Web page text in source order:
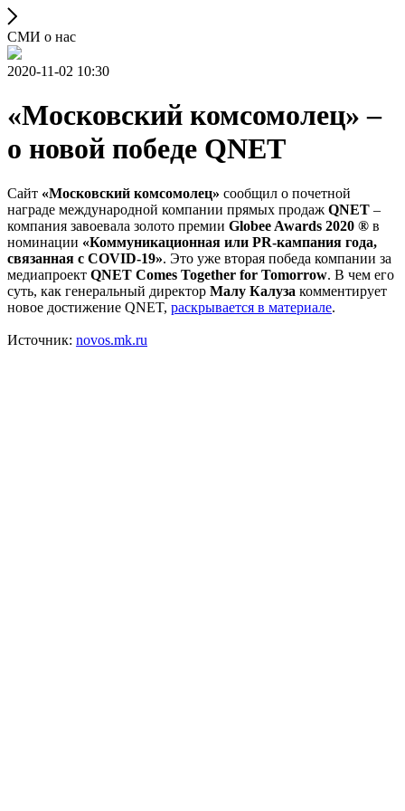
СМИ о нас
2020-11-02 10:30
«Московский комсомолец» –
о новой победе QNET
Сайт «Московский комсомолец» сообщил о почетной
награде международной компании прямых продаж QNET –
компания завоевала золото премии Globee Awards 2020 ® в
номинации «Коммуникационная или PR-кампания года,
связанная с COVID-19». Это уже вторая победа компании за
медиапроект QNET Comes Together for Tomorrow. В чем его
суть, как генеральный директор Малу Калуза комментирует
новое достижение QNET, раскрывается в материале.
Источник: novos.mk.ru